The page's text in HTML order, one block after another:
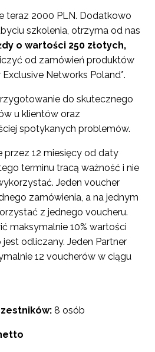
teraz 2000 PLN. Dodatkowo
szkolenia, otrzyma od nas
o wartości 250 złotych,
od zamówień produktów
Networks Poland*.
do skutecznego
u klientów oraz
spotykanych problemów.
przez 12 miesięcy od daty
terminu tracą ważność i nie
Jeden voucher
zamówienia, a na jednym
z jednego voucheru.
maksymalnie 10% wartości
odliczany. Jeden Partner
12 voucherów w ciągu
8 osób